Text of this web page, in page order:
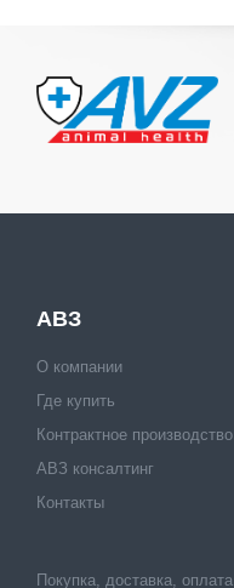
АВЗ
О компании
Где купить
Контрактное производство
АВЗ консалтинг
Контакты
Покупка, доставка, оплата